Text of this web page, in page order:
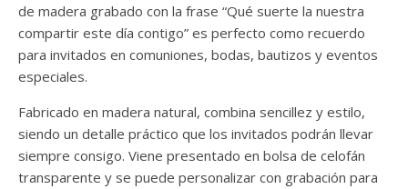
de madera grabado con la frase “Qué suerte la nuestra
compartir este día contigo” es perfecto como recuerdo
para invitados en comuniones, bodas, bautizos y eventos
especiales.
Fabricado en madera natural, combina sencillez y estilo,
siendo un detalle práctico que los invitados podrán llevar
siempre consigo. Viene presentado en bolsa de celofán
transparente y se puede personalizar con grabación para